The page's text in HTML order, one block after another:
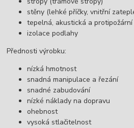
stěny (lehké příčky, vnitřní
tepelná, akustická a
izolace podlahy
Přednosti výrobku:
nízká hmotnost
snadná manipulace a řezání
snadné zabudování
nízké náklady na dopravu
ohebnost
vysoká stlačitelnost